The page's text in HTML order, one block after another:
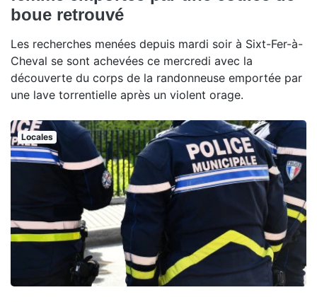
boue retrouvé
Les recherches menées depuis mardi soir à Sixt-Fer-à-
Cheval se sont achevées ce mercredi avec la
découverte du corps de la randonneuse emportée par
une lave torrentielle après un violent orage.
Locales